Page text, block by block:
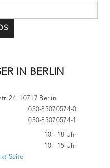
IN BERLIN
24, 10717 Berlin
030-85070574-0
030-85070574-1
10 - 18 Uhr
10 - 15 Uhr
Seite